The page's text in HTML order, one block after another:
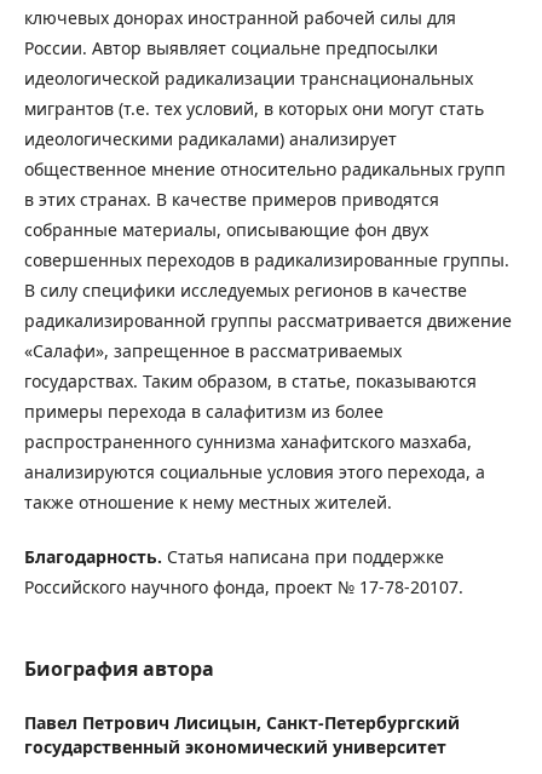
ключевых донорах иностранной рабочей силы для
России. Автор выявляет социальне предпосылки
идеологической радикализации транснациональных
мигрантов (т.е. тех условий, в которых они могут стать
идеологическими радикалами) анализирует
общественное мнение относительно радикальных групп
в этих странах. В качестве примеров приводятся
собранные материалы, описывающие фон двух
совершенных переходов в радикализированные группы.
В силу специфики исследуемых регионов в качестве
радикализированной группы рассматривается движение
«Салафи», запрещенное в рассматриваемых
государствах. Таким образом, в статье, показываются
примеры перехода в салафитизм из более
распространенного суннизма ханафитского мазхаба,
анализируются социальные условия этого перехода, а
также отношение к нему местных жителей.
Благодарность. Статья написана при поддержке
Российского научного фонда, проект № 17-78-20107.
Биография автора
Павел Петрович Лисицын, Санкт-Петербургский
государственный экономический университет